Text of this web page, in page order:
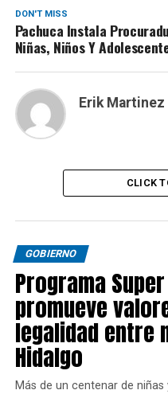
DON'T MISS
Pachuca Instala
Niñas, Niños Y
Erik Martinez
CLICK
GOBIERNO
Programa
promueve
legalidad entre
Hidalgo
Más de un centenar de